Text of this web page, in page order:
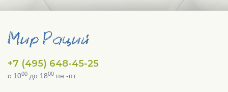
+7 (495) 648-45-25
с 1000 до 1800 пн.-пт.